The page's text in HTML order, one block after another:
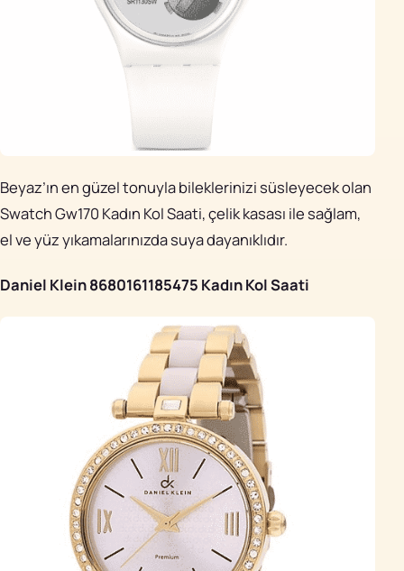
Beyaz’ın en güzel tonuyla bileklerinizi süsleyecek olan
Swatch Gw170 Kadın Kol Saati, çelik kasası ile sağlam,
el ve yüz yıkamalarınızda suya dayanıklıdır.
Daniel Klein 8680161185475 Kadın Kol Saati